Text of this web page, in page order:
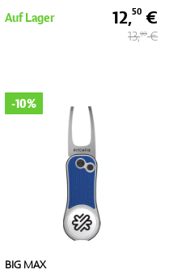
Auf Lager 12,50 €
13,90€
BIG MAX
-10%